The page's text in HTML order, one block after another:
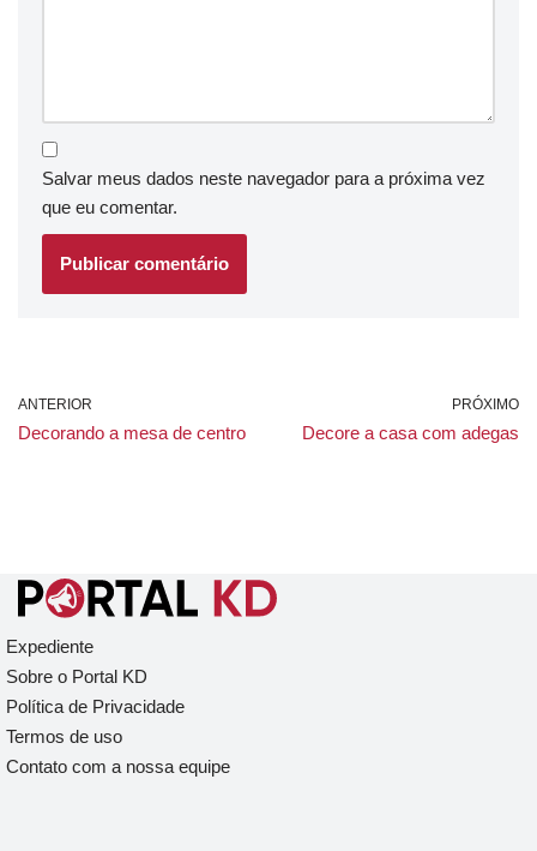
Salvar meus dados neste navegador para a próxima vez
que eu comentar.
ANTERIOR
Decorando a mesa de centro
PRÓXIMO
Decore a casa com adegas
Expediente
Sobre o Portal KD
Política de Privacidade
Termos de uso
Contato com a nossa equipe